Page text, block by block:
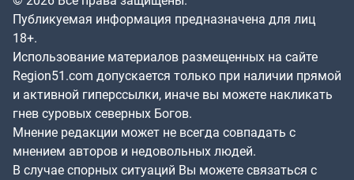
Публикуемая информация предназначена для лиц
18+.
Использование материалов размещенных на сайте
Region51.com допускается только при наличии прямой
и активной гиперссылки, иначе вы можете накликать
гнев суровых северных Богов.
Мнение редакции может не всегда совпадать с
мнением авторов и недовольных людей.
В случае спорных ситуаций Вы можете связаться с